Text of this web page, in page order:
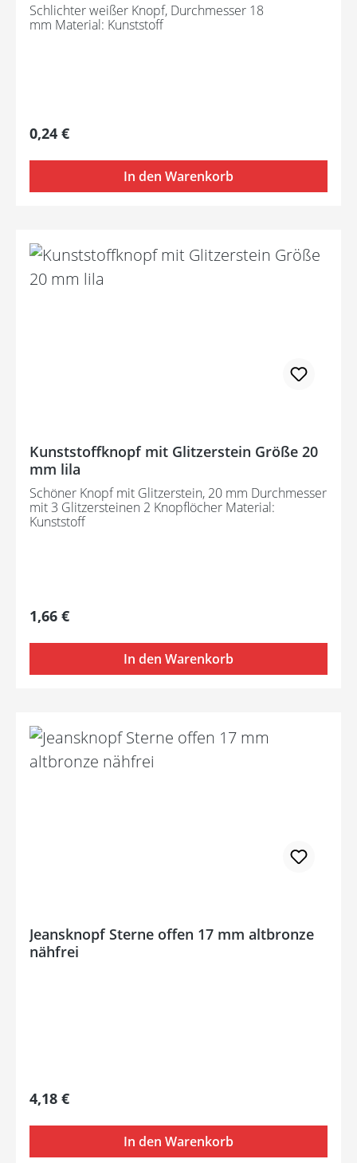
Schlichter weißer Knopf, Durchmesser 18
mm Material: Kunststoff
Regulärer Preis:
0,24 €
In den Warenkorb
Kunststoffknopf mit Glitzerstein Größe 20
mm lila
Schöner Knopf mit Glitzerstein, 20 mm Durchmesser
mit 3 Glitzersteinen 2 Knopflöcher Material:
Kunststoff
Regulärer Preis:
1,66 €
In den Warenkorb
Jeansknopf Sterne offen 17 mm altbronze
nähfrei
Regulärer Preis:
4,18 €
In den Warenkorb